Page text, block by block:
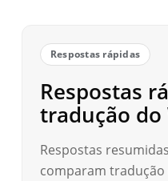
Respostas rápidas
Respostas
tradução do
Respostas
comparam tradução